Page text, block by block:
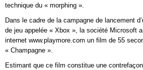
technique du « morphing ».
Dans le cadre de la campagne de lancement
de jeu appelée « Xbox », la société Microsoft
internet www.playmore.com un film de 55
« Champagne ».
Estimant que ce film constitue une